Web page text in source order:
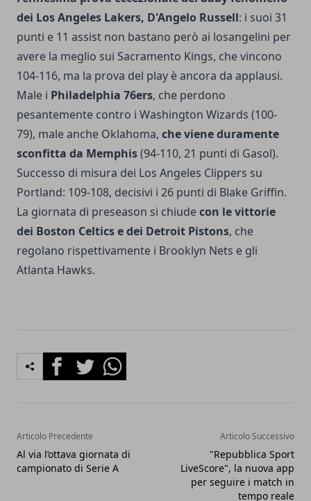
dei Los Angeles Lakers, D'Angelo Russell: i suoi 31
punti e 11 assist non bastano però ai losangelini per
avere la meglio sui Sacramento Kings, che vincono
104-116, ma la prova del play è ancora da applausi.
Male i Philadelphia 76ers, che perdono
pesantemente contro i Washington Wizards (100-
79), male anche Oklahoma, che viene duramente
sconfitta da Memphis(94-110, 21 punti di Gasol).
Successo di misura dei Los Angeles Clippers su
Portland: 109-108, decisivi i 26 punti di Blake Griffin.
La giornata di preseason si chiudecon le vittorie
dei Boston Celtics e dei Detroit Pistons, che
regolano rispettivamente i Brooklyn Nets e gli
Atlanta Hawks.
FacebookTwitterWhatsapp
Articolo Precedente
Al via l’ottava giornata di
campionato di Serie A
Articolo Successivo
"Repubblica Sport
LiveScore", la nuova app
per seguire i match in
tempo reale